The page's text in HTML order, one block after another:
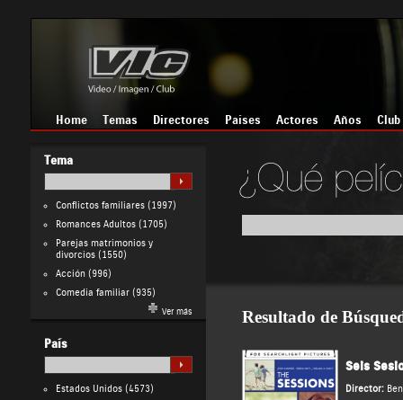
Home Temas Directores Países Actores Años Club
Tema
Conflictos familiares(1997)
Romances Adultos(1705)
Parejas matrimonios y
divorcios(1550)
Acción(996)
Comedia familiar(935)
Ver más
País
Estados Unidos(4573)
Resultado de
Seis
Director: